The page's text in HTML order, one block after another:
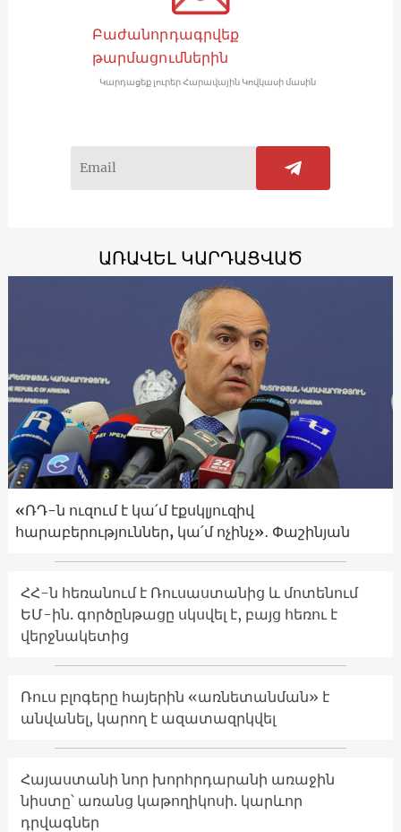
Բաժանորդագրվեք
թարմացումներին
Կարդացեք լուրեր Հարավային Կովկասի մասին
ԱՌԱՎԵԼ ԿԱՐԴԱՑՎԱԾ
«ՌԴ-ն ուզում է կա՛մ էքսկլյուզիվ
հարաբերություններ, կա՛մ ոչինչ»․ Փաշինյան
ՀՀ-ն հեռանում է Ռուսաստանից և մոտենում
ԵՄ-ին. գործընթացը սկսվել է, բայց հեռու է
վերջնակետից
Ռուս բլոգերը հայերին «առնետանման» է
անվանել, կարող է ազատազրկվել
Հայաստանի նոր խորհրդարանի առաջին
նիստը՝ առանց կաթողիկոսի. կարևոր
դրվագներ